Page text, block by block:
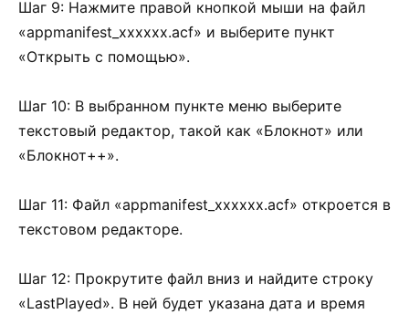
Шаг 9: Нажмите правой кнопкой мыши на файл
«appmanifest_xxxxxx.acf» и выберите пункт
«Открыть с помощью».
Шаг 10: В выбранном пункте меню выберите
текстовый редактор, такой как «Блокнот» или
«Блокнот++».
Шаг 11: Файл «appmanifest_xxxxxx.acf» откроется в
текстовом редакторе.
Шаг 12: Прокрутите файл вниз и найдите строку
«LastPlayed». В ней будет указана дата и время